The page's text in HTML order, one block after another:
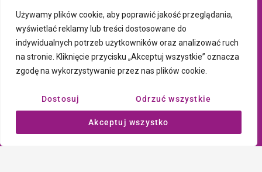
Używamy plików cookie, aby poprawić jakość przeglądania,
wyświetlać reklamy lub treści dostosowane do
indywidualnych potrzeb użytkowników oraz analizować ruch
na stronie. Kliknięcie przycisku „Akceptuj wszystkie” oznacza
zgodę na wykorzystywanie przez nas plików cookie.
Dostosuj Odrzuć wszystkie
Akceptuj wszystko
Sklep Talizman
Polityka prywatności i plików cookie
Wszystkie treści umieszczone na tej stronie są chronione prawem